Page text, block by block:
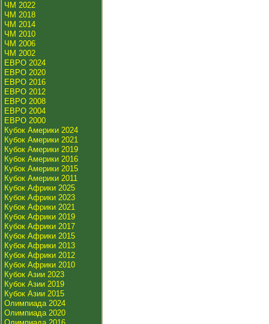
ЧМ 2022
ЧМ 2018
ЧМ 2014
ЧМ 2010
ЧМ 2006
ЧМ 2002
ЕВРО 2024
ЕВРО 2020
ЕВРО 2016
ЕВРО 2012
ЕВРО 2008
ЕВРО 2004
ЕВРО 2000
Кубок Америки 2024
Кубок Америки 2021
Кубок Америки 2019
Кубок Америки 2016
Кубок Америки 2015
Кубок Америки 2011
Кубок Африки 2025
Кубок Африки 2023
Кубок Африки 2021
Кубок Африки 2019
Кубок Африки 2017
Кубок Африки 2015
Кубок Африки 2013
Кубок Африки 2012
Кубок Африки 2010
Кубок Азии 2023
Кубок Азии 2019
Кубок Азии 2015
Олимпиада 2024
Олимпиада 2020